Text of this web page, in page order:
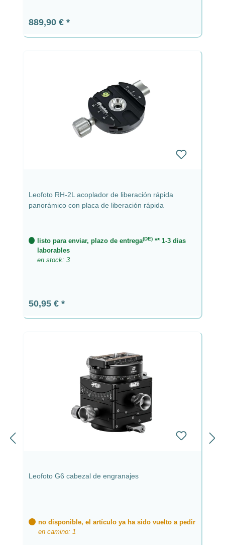
Precio normal:
889,90 €
Leofoto RH-2L acoplador de liberación rápida
panorámico con placa de liberación rápida
listo para enviar, plazo de entrega(DE) ** 1-3 dias
laborables
en stock: 3
Precio normal:
50,95 €
Leofoto G6 cabezal de engranajes
no disponible, el artículo ya ha sido vuelto a pedir
en camino: 1